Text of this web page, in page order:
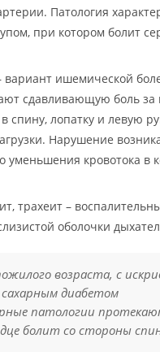
Патология
при котором болит
вариант ишемической
сдавливающую боль за
спину, лопатку и левую
Нарушение
уменьшения кровотока в
трахеит –
оболочки
возраста, с
сахарным диабетом
патологии
болит со стороны